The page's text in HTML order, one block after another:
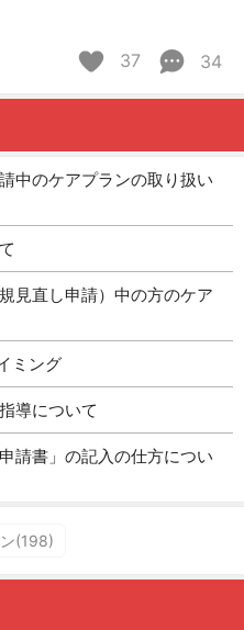
37
34
中のケアプランの取り扱い
見直し申請）中の方のケア
ミング
導について
請書」の記入の仕方につい
(198)